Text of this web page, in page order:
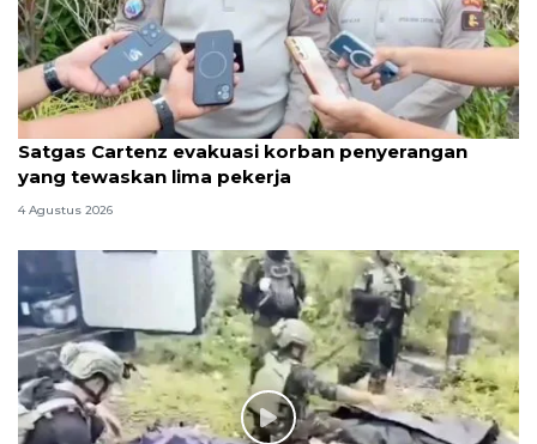
Satgas Cartenz evakuasi korban penyerangan
yang tewaskan lima pekerja
4 Agustus 2026